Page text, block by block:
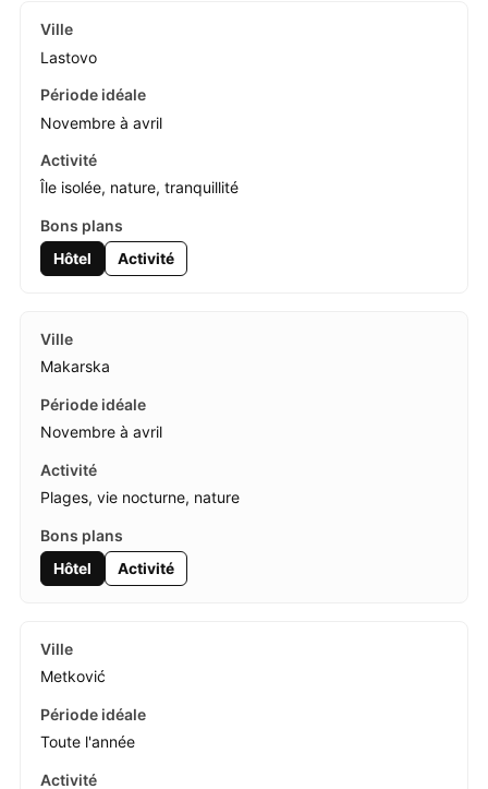
Lastovo
Novembre à avril
Île isolée, nature, tranquillité
Hôtel Activité
Makarska
Novembre à avril
Plages, vie nocturne, nature
Hôtel Activité
Metković
Toute l'année